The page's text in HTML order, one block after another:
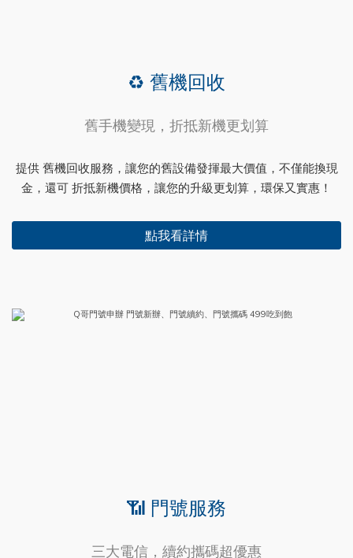
♻️ 舊機回收
舊手機變現，折抵新機更划算
提供 舊機回收服務，讓您的舊設備發揮最大價值，不僅能換現
金，還可 折抵新機價格，讓您的升級更划算，環保又實惠！
點我看詳情
📶 門號服務
三大電信，續約攜碼超優惠